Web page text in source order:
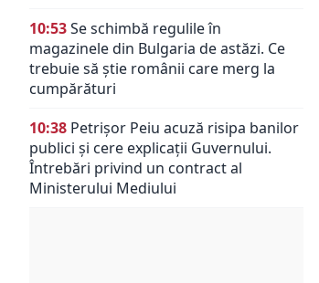
10:53Se schimbă regulile în
magazinele din Bulgaria de astăzi. Ce
trebuie să știe românii care merg la
cumpărături
10:38 Petrișor Peiu acuză risipa banilor
publici și cere explicații Guvernului.
Întrebări privind un contract al
Ministerului Mediului